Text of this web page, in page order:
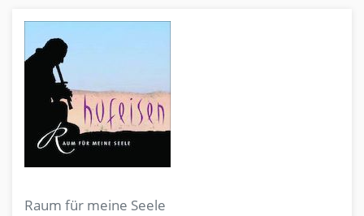
Raum für meine Seele